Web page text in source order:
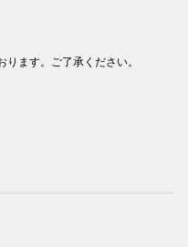
ります。ご了承ください。